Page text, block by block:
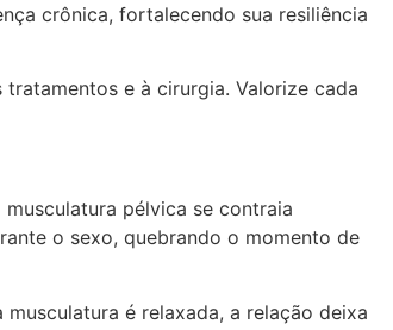
crônica, fortalecendo sua resiliência
e à cirurgia. Valorize cada
pélvica se contraia
o sexo, quebrando o momento de
é relaxada, a relação deixa